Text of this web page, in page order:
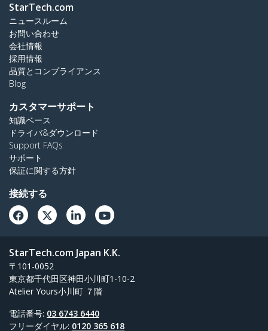
StarTech.com
ニュースルーム
お問い合わせ
会社情報
採用情報
品質とコンプライアンス
Blog
カスタマーサポート
知識ベース
ドライバ&ダウンロード
Support FAQs
サポート
保証に関する方針
接続する
StarTech.com Japan K.K.
〒101-0052
東京都千代田区神田小川町1-10-2
Atelier Yours小川町 ７階
電話番号: 03 6743 6440
フリーダイヤル: 0120 365 618